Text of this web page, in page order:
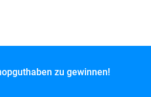
zu gewinnen!